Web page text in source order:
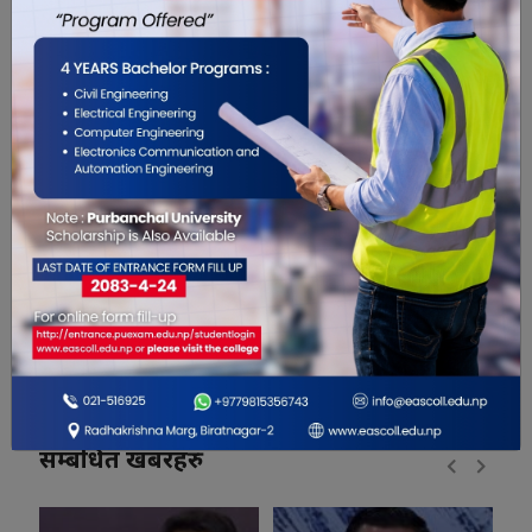
0 0 0
0
सम्बंधित खबरहरु